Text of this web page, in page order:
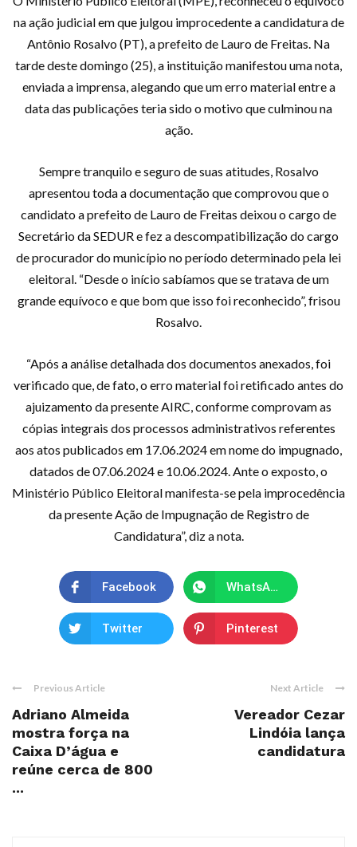
na ação judicial em que julgou improcedente a candidatura de
Antônio Rosalvo (PT), a prefeito de Lauro de Freitas. Na
tarde deste domingo (25), a instituição manifestou uma nota,
enviada a imprensa, alegando que um erro material entre a
data das publicações teria sido o motivo que culminou na
ação.
Sempre tranquilo e seguro de suas atitudes, Rosalvo
apresentou toda a documentação que comprovou que o
candidato a prefeito de Lauro de Freitas deixou o cargo de
Secretário da SEDUR e fez a descompatibilização do cargo
de procurador do município no período determinado pela lei
eleitoral. “Desde o início sabíamos que se tratava de um
grande equívoco e que bom que isso foi reconhecido”, frisou
Rosalvo.
“Após a análise detalhada dos documentos anexados, foi
verificado que, de fato, o erro material foi retificado antes do
ajuizamento da presente AIRC, conforme comprovam as
cópias integrais dos processos administrativos referentes
aos atos publicados em 17.06.2024 em nome do impugnado,
datados de 07.06.2024 e 10.06.2024. Ante o exposto, o
Ministério Público Eleitoral manifesta-se pela improcedência
da presente Ação de Impugnação de Registro de
Candidatura”, diz a nota.
Facebook WhatsApp
Twitter Pinterest
Previous Article
Adriano Almeida
mostra força na
Caixa D’água e
reúne cerca de 800
...
Next Article
Vereador Cezar
Lindóia lança
candidatura